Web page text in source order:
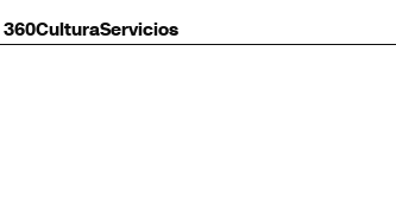
CulturaServicios